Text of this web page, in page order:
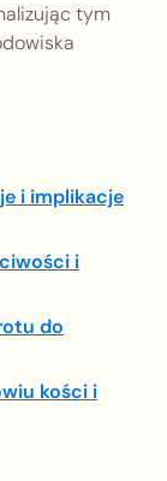
tym
i implikacje
i
do
kości i